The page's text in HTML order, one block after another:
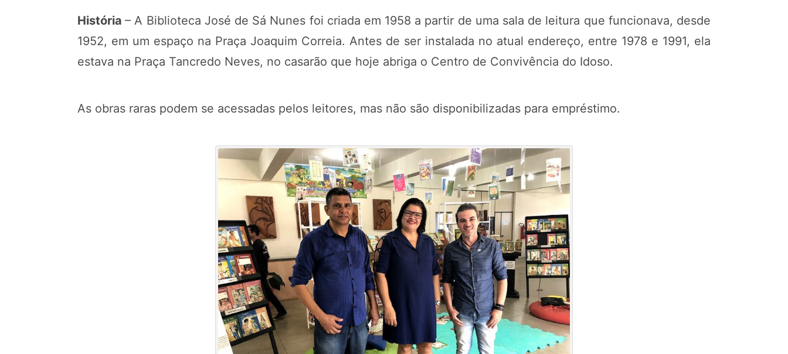
História– A Biblioteca José de Sá Nunes foi criada em 1958 a partir de uma sala de leitura que funcionava, desde
1952, em um espaço na Praça Joaquim Correia. Antes de ser instalada no atual endereço, entre 1978 e 1991, ela
estava na Praça Tancredo Neves, no casarão que hoje abriga o Centro de Convivência do Idoso.
As obras raras podem se acessadas pelos leitores, mas não são disponibilizadas para empréstimo.